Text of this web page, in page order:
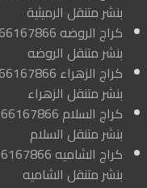
بنشر متنقل الرميثية
كراج الروضه
بنشر متنقل الروضه
كراج الزهراء
بنشر متنقل الزهراء
كراج السلام 66167866
بنشر متنقل السلام
كراج الشاميه
بنشر متنقل الشاميه